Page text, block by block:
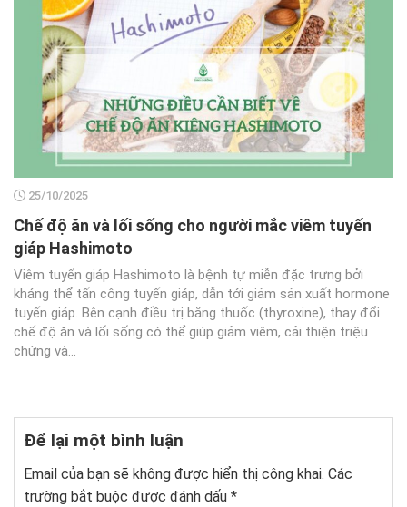
25/10/2025
Chế độ ăn và lối sống cho người mắc viêm tuyến
giáp Hashimoto
Viêm tuyến giáp Hashimoto là bệnh tự miễn đặc trưng bởi
kháng thể tấn công tuyến giáp, dẫn tới giảm sản xuất hormone
tuyến giáp. Bên cạnh điều trị bằng thuốc (thyroxine), thay đổi
chế độ ăn và lối sống có thể giúp giảm viêm, cải thiện triệu
chứng và...
Để lại một bình luận
Email của bạn sẽ không được hiển thị công khai. Các
trường bắt buộc được đánh dấu *